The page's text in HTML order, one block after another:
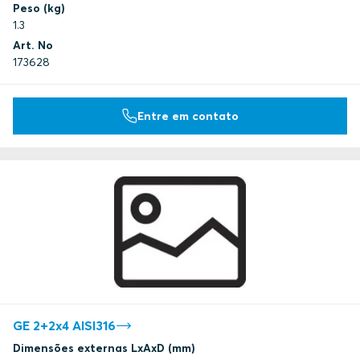
Peso (kg)
1.3
Art. No
173628
Entre em contato
GE 2+2x4 AISI316
Dimensões externas LxAxD (mm)